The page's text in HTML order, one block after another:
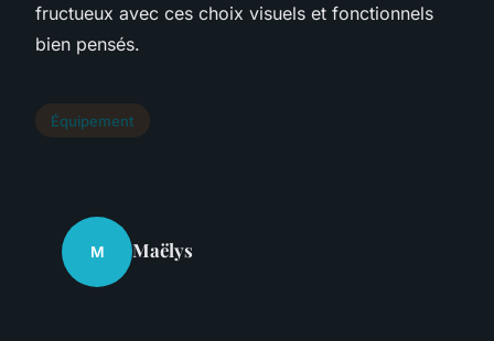
fructueux avec ces choix visuels et fonctionnels
bien pensés.
Équipement
M Maëlys